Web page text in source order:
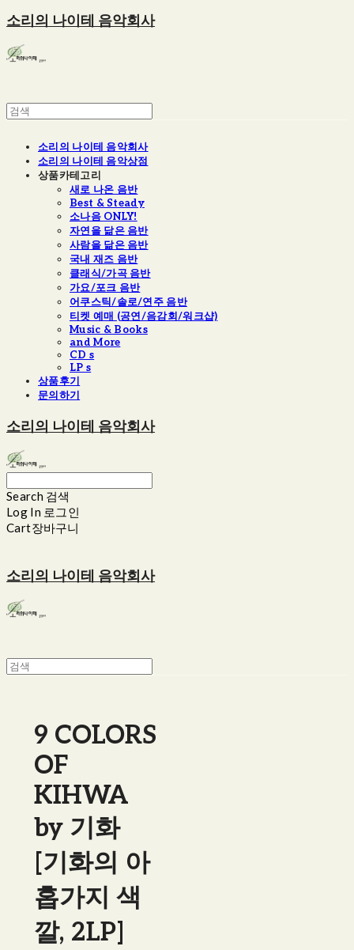
소리의 나이테 음악회사
소리의 나이테 음악회사
소리의 나이테 음악상점
상품카테고리
새로 나온 음반
Best & Steady
소나음 ONLY!
자연을 닮은 음반
사람을 닮은 음반
국내 재즈 음반
클래식/가곡 음반
가요/포크 음반
어쿠스틱/솔로/연주 음반
티켓 예매 (공연/음감회/워크샵)
Music & Books
and More
CD s
LP s
상품후기
문의하기
소리의 나이테 음악회사
Search 검색
Log In 로그인
Cart장바구니
소리의 나이테 음악회사
9 COLORS
OF
KIHWA
by 기화
[기화의 아
홉가지 색
깔, 2LP]